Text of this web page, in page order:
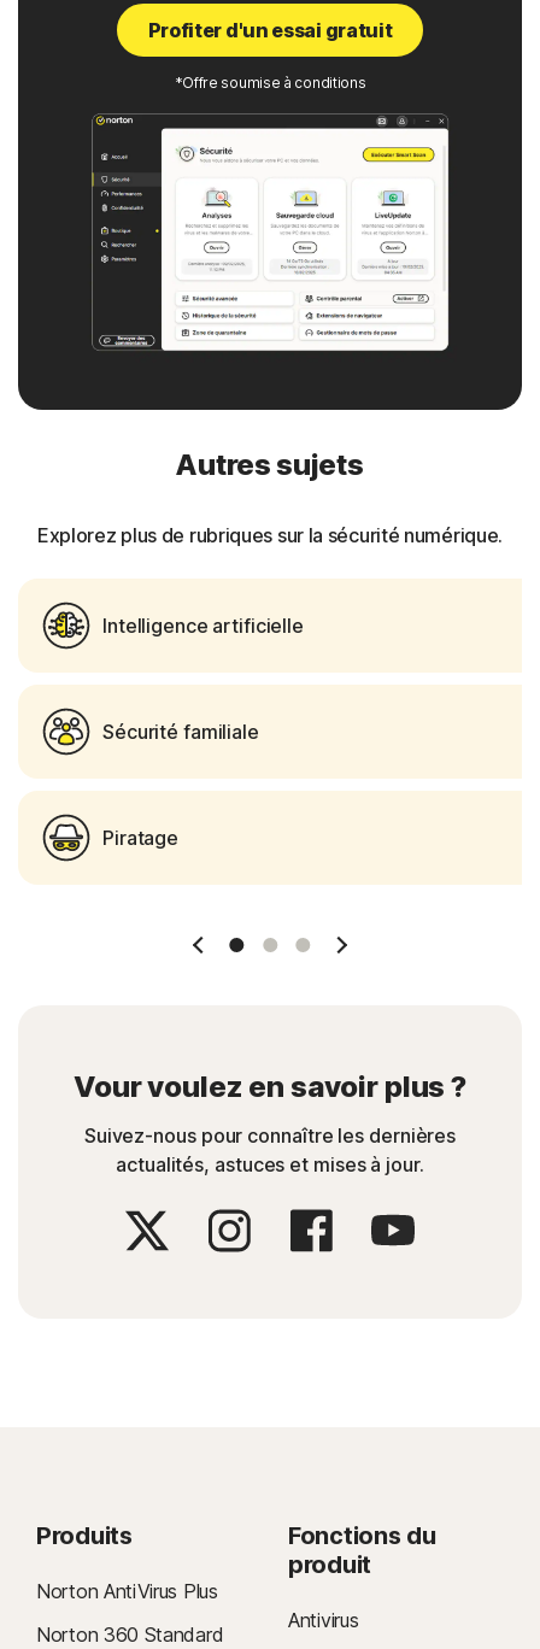
Profiter d'un essai gratuit
*Offre soumise à conditions
Autres sujets
Explorez plus de rubriques sur la sécurité numérique.
Intelligence artificielle
Sécurité familiale
Piratage
Slide 1 Slide 2 Slide 3
Vour voulez en savoir plus ?
Suivez-nous pour connaître les dernières
actualités, astuces et mises à jour.
Produits
Norton AntiVirus Plus
Norton 360 Standard
Fonctions du
produit
Antivirus